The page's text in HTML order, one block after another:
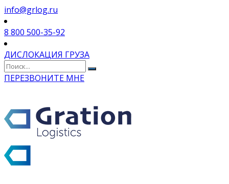
info@grlog.ru
8 800 500-35-92
ДИСЛОКАЦИЯ ГРУЗА
ПЕРЕЗВОНИТЕ МНЕ